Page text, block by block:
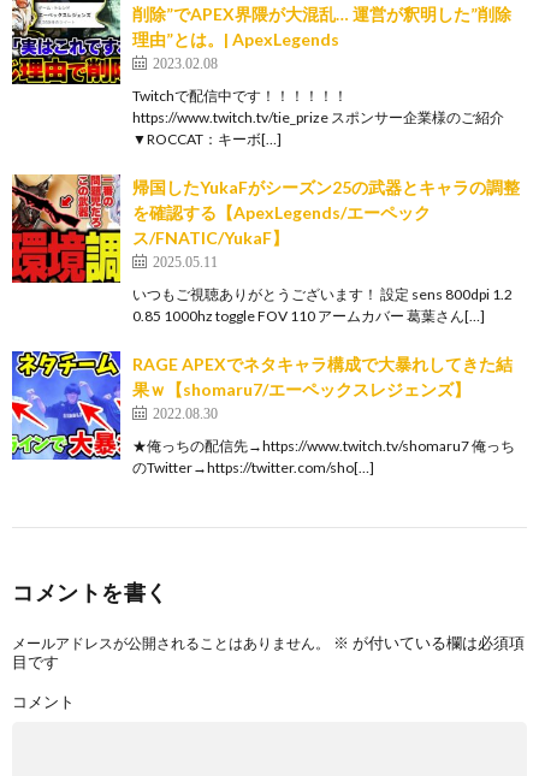
削除”でAPEX界隈が大混乱… 運営が釈明した”削除
理由”とは。| ApexLegends
2023.02.08
Twitchで配信中です！！！！！！
https://www.twitch.tv/tie_prize スポンサー企業様のご紹介
▼ROCCAT：キーボ[…]
帰国したYukaFがシーズン25の武器とキャラの調整
を確認する【ApexLegends/エーペック
ス/FNATIC/YukaF】
2025.05.11
いつもご視聴ありがとうございます！ 設定 sens 800dpi 1.2
0.85 1000hz toggle FOV 110 アームカバー 葛葉さん[…]
RAGE APEXでネタキャラ構成で大暴れしてきた結
果ｗ【shomaru7/エーペックスレジェンズ】
2022.08.30
★俺っちの配信先→https://www.twitch.tv/shomaru7 俺っち
のTwitter→https://twitter.com/sho[…]
コメントを書く
メールアドレスが公開されることはありません。 ※ が付いている欄は必須項
目です
コメント